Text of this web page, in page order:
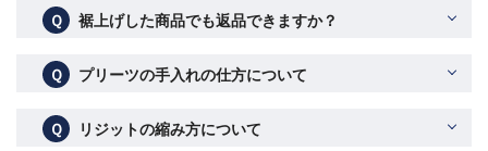
Ｑ 裾上げした商品でも返品できますか？
Ｑ プリーツの手入れの仕方について
Ｑ リジットの縮み方について